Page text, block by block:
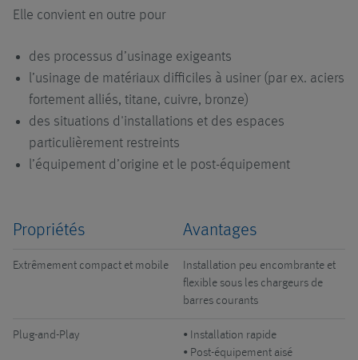
copeaux
Applications
collecteur
Systèmes de
traitement de
copeaux
Montage
Logistique
Nos
prestations de
service
Pompe
Elle convient en outre pour
des processus d’usinage exigeants
l’usinage de matériaux difficiles à usiner (par ex. aciers
fortement alliés, titane, cuivre, bronze)
des situations d'installations et des espaces
particulièrement restreints
l’équipement d’origine et le post-équipement
Propriétés Avantages
Extrêmement compact et mobile
Installation peu encombrante et
flexible sous les chargeurs de
barres courants
Plug-and-Play
• Installation rapide
• Post-équipement aisé